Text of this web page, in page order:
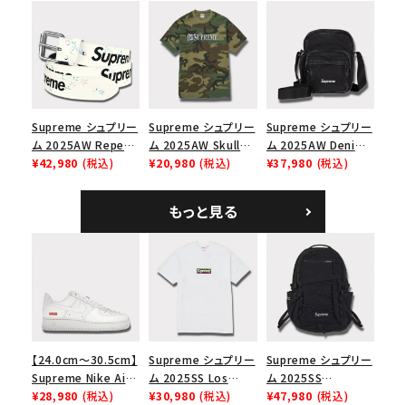
ュバック 5パネルキャ
ップ トゥルーティン
バーHTC フォールカ
ックパック ブラック
Supreme シュプリー
ム 2025AW Repeat
Leather Belt リピー
¥42,980 (税込)
Supreme シュプリー
ム 2025AW Skull
Tee スカル Tシャ
¥20,980 (税込)
Supreme シュプリー
ム 2025AW Denim
Shoulder Bag デニ
¥37,980 (税込)
もっと見る
【24.0cm～30.5cm】
Supreme Nike Air
Force 1 Low シュプ
¥28,980 (税込)
Supreme シュプリー
ム 2025SS Los
Angeles Fire Relief
¥30,980 (税込)
Supreme シュプリー
ム 2025SS
Backpack バックパッ
¥47,980 (税込)